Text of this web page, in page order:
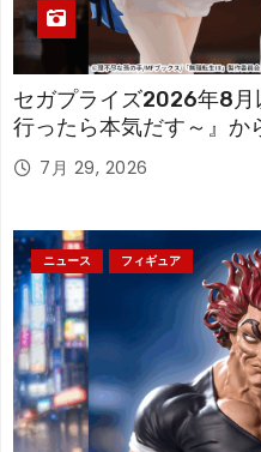
セガプライズ2026年8
行ったら本気だす～』か
アが登場！
7月 29, 2026
ニュース フィギュア